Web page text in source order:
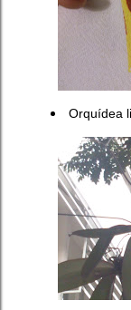
Orquídea